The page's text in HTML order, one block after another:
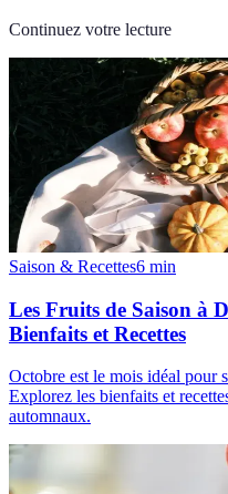
Continuez votre lecture
Saison & Recettes6 min
Les Fruits de Saison à
Bienfaits et Recettes
Octobre est le mois idéal pour
Explorez les bienfaits et
automnaux.